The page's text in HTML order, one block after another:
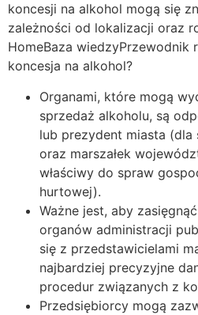
koncesji na alkohol mogą się
zależności od lokalizacji oraz
HomeBaza wiedzyPrzewodnik
koncesja na alkohol?
Organami, które mogą
sprzedaż alkoholu, są
lub prezydent miasta
oraz marszałek
właściwy do spraw
hurtowej).
Ważne jest, aby
organów administracji
się z przedstawicielami
najbardziej precyzyjne
procedur związanych z
Przedsiębiorcy mogą